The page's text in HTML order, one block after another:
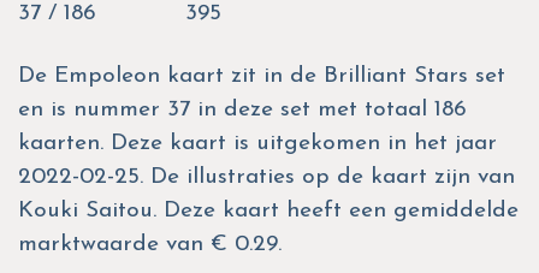
37 / 186
395
De Empoleon kaart zit in de Brilliant Stars set
en is nummer 37 in deze set met totaal 186
kaarten. Deze kaart is uitgekomen in het jaar
2022-02-25. De illustraties op de kaart zijn van
Kouki Saitou. Deze kaart heeft een gemiddelde
marktwaarde van € 0.29.